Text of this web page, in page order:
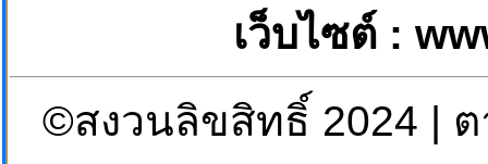
เว็บไซต์ :
©สงวนลิขสิทธิ์ 2024 |